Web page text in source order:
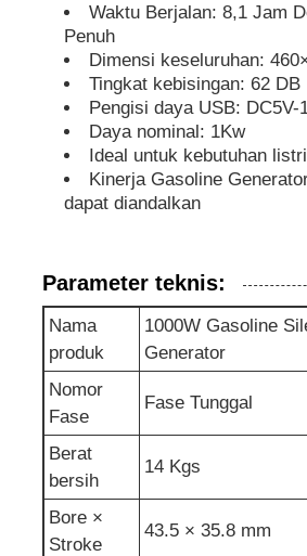
mesin diesel generator
pompa air limbah
Waktu Berjalan: 8,1 Jam
Penuh
Dimensi keseluruhan:
Tingkat kebisingan: 62 DB
Pengisi daya USB: DC5V-
Daya nominal: 1Kw
Ideal untuk kebutuhan
Kinerja Gasoline
dapat diandalkan
Parameter teknis:
Nama
produk
1000W Gasoline
Generator
Nomor
Fase
Fase Tunggal
Berat
bersih
14 Kgs
Bore ×
Stroke
43.5 × 35.8 mm